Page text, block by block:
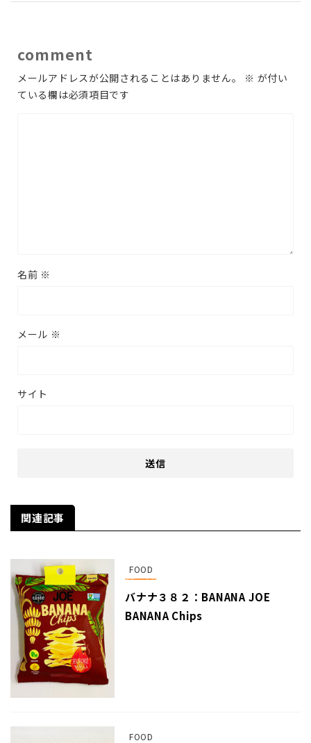
comment
メールアドレスが公開されることはありません。 ※ が付い
ている欄は必須項目です
名前 ※
メール ※
サイト
関連記事
FOOD
バナナ３８２：BANANA JOE
BANANA Chips
FOOD